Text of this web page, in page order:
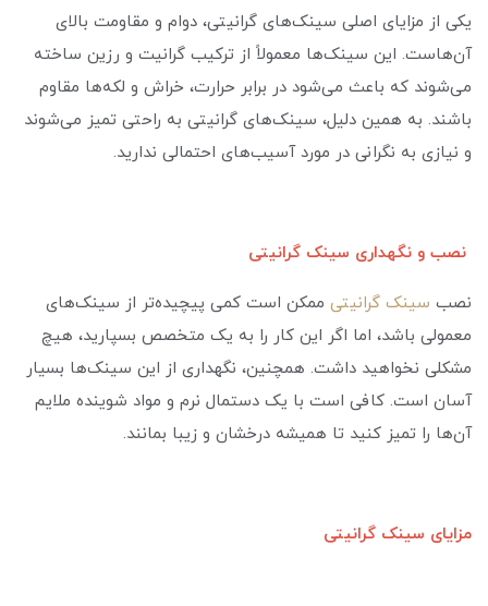
یکی از مزایای اصلی سینک‌های گرانیتی، دوام و مقاومت بالای
آن‌هاست. این سینک‌ها معمولاً از ترکیب گرانیت و رزین ساخته
می‌شوند که باعث می‌شود در برابر حرارت، خراش و لکه‌ها مقاوم
باشند. به همین دلیل، سینک‌های گرانیتی به راحتی تمیز می‌شوند
و نیازی به نگرانی در مورد آسیب‌های احتمالی ندارید.
نصب و نگهداری سینک گرانیتی
نصب سینک گرانیتی ممکن است کمی پیچیده‌تر از سینک‌های
معمولی باشد، اما اگر این کار را به یک متخصص بسپارید، هیچ
مشکلی نخواهید داشت. همچنین، نگهداری از این سینک‌ها بسیار
آسان است. کافی است با یک دستمال نرم و مواد شوینده ملایم
آن‌ها را تمیز کنید تا همیشه درخشان و زیبا بمانند.
مزایای سینک گرانیتی